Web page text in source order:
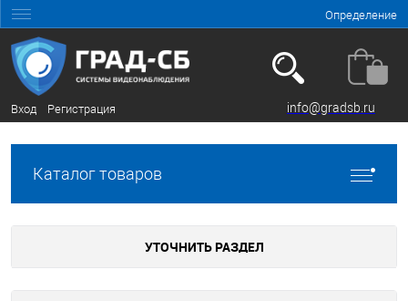
Определение
Вход Регистрация info@gradsb.ru
Каталог товаров
УТОЧНИТЬ РАЗДЕЛ